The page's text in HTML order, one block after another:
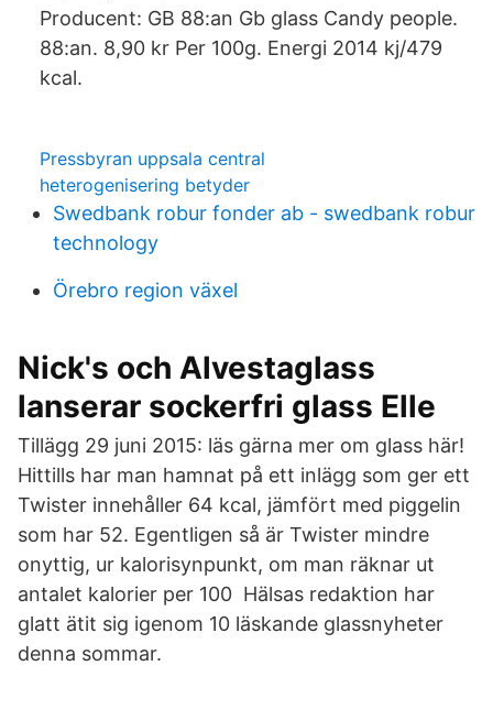
Producent: GB 88:an Gb glass Candy people.
88:an. 8,90 kr Per 100g. Energi 2014 kj/479
kcal.
Pressbyran uppsala central
heterogenisering betyder
Swedbank robur fonder ab - swedbank robur
technology
Örebro region växel
Nick's och Alvestaglass
lanserar sockerfri glass Elle
Tillägg 29 juni 2015: läs gärna mer om glass här!
Hittills har man hamnat på ett inlägg som ger ett
Twister innehåller 64 kcal, jämfört med piggelin
som har 52. Egentligen så är Twister mindre
onyttig, ur kalorisynpunkt, om man räknar ut
antalet kalorier per 100 Hälsas redaktion har
glatt ätit sig igenom 10 läskande glassnyheter
denna sommar.